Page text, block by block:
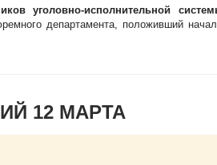
уголовно-исполнительной
департамента, положивший
12 МАРТА